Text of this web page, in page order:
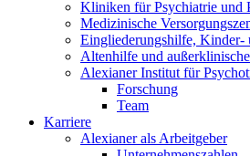
Kliniken für Psychiatrie und
Medizinische
Eingliederungshilfe, Kinder-
Altenhilfe und
Alexianer Institut für
Forschung
Team
Karriere
Alexianer als Arbeitgeber